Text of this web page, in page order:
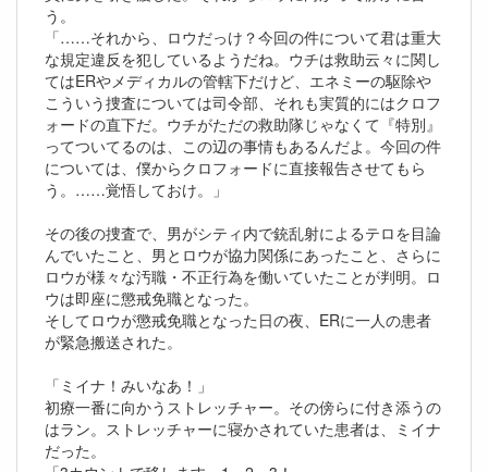
う。
「……それから、ロウだっけ？今回の件について君は重大
な規定違反を犯しているようだね。ウチは救助云々に関し
てはERやメディカルの管轄下だけど、エネミーの駆除や
こういう捜査については司令部、それも実質的にはクロフ
ォードの直下だ。ウチがただの救助隊じゃなくて『特別』
ってついてるのは、この辺の事情もあるんだよ。今回の件
については、僕からクロフォードに直接報告させてもら
う。……覚悟しておけ。」
その後の捜査で、男がシティ内で銃乱射によるテロを目論
んでいたこと、男とロウが協力関係にあったこと、さらに
ロウが様々な汚職・不正行為を働いていたことが判明。ロ
ウは即座に懲戒免職となった。
そしてロウが懲戒免職となった日の夜、ERに一人の患者
が緊急搬送された。
「ミイナ！みいなあ！」
初療一番に向かうストレッチャー。その傍らに付き添うの
はラン。ストレッチャーに寝かされていた患者は、ミイナ
だった。